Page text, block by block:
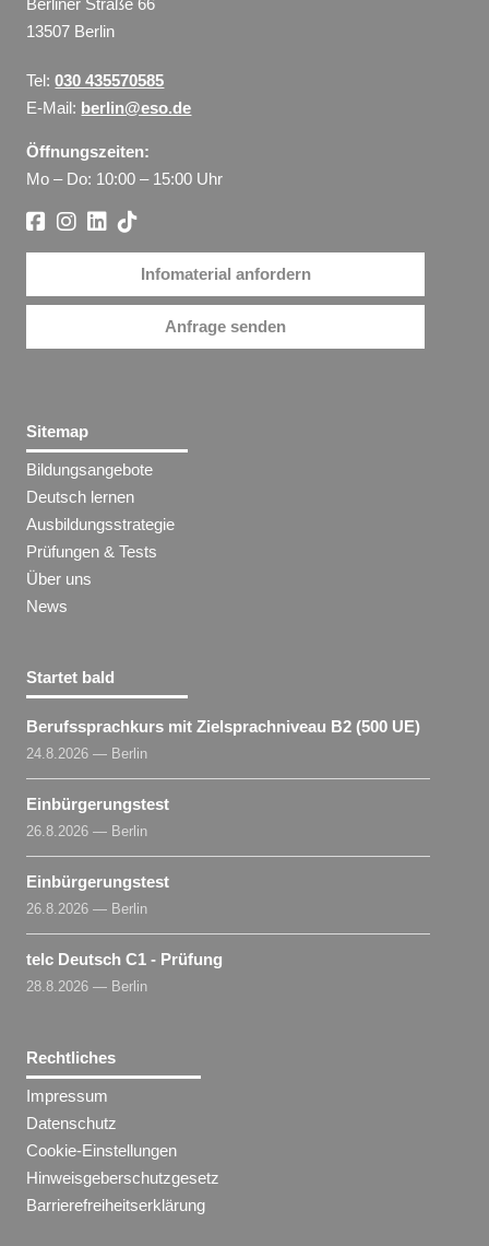
13507 Berlin
Tel:030 435570585
E-Mail: berlin@eso.de
Öffnungszeiten:
Mo – Do: 10:00 – 15:00 Uhr
Infomaterial anfordern
Anfrage senden
Sitemap
Bildungsangebote
Deutsch lernen
Ausbildungsstrategie
Prüfungen & Tests
Über uns
News
Startet bald
Berufssprachkurs mit Zielsprachniveau B2 (500 UE)
24.8.2026 — Berlin
Einbürgerungstest
26.8.2026 — Berlin
Einbürgerungstest
26.8.2026 — Berlin
telc Deutsch C1 - Prüfung
28.8.2026 — Berlin
Rechtliches
Impressum
Datenschutz
Cookie-Einstellungen
Hinweisgeberschutzgesetz
Barrierefreiheitserklärung